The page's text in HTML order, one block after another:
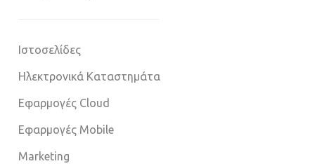
Ιστοσελίδες
Ηλεκτρονικά Καταστημάτα
Εφαρμογές Cloud
Εφαρμογές Mobile
Marketing